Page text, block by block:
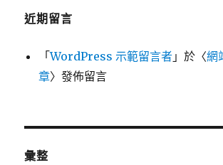
近期留言
「WordPress 示範留言者 」於〈網
章〉發佈留言
彙整